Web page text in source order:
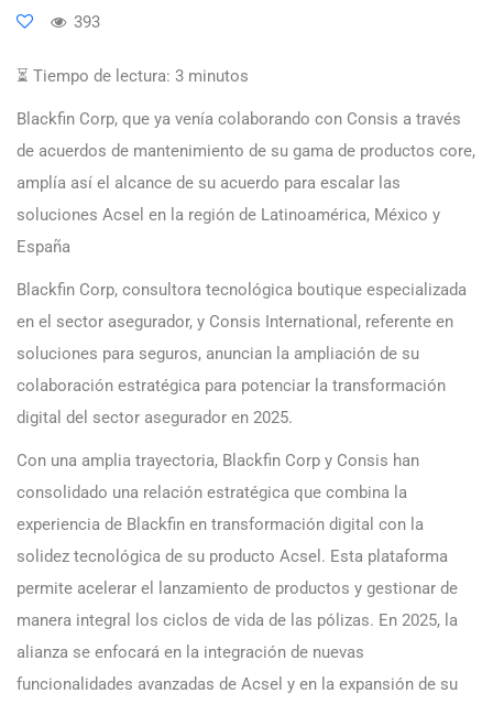
393
⏳ Tiempo de lectura: 3 minutos
Blackfin Corp, que ya venía colaborando con Consis a través
de acuerdos de mantenimiento de su gama de productos core,
amplía así el alcance de su acuerdo para escalar las
soluciones Acsel en la región de Latinoamérica, México y
España
Blackfin Corp, consultora tecnológica boutique especializada
en el sector asegurador, y Consis International, referente en
soluciones para seguros, anuncian la ampliación de su
colaboración estratégica para potenciar la transformación
digital del sector asegurador en 2025.
Con una amplia trayectoria, Blackfin Corp y Consis han
consolidado una relación estratégica que combina la
experiencia de Blackfin en transformación digital con la
solidez tecnológica de su producto Acsel. Esta plataforma
permite acelerar el lanzamiento de productos y gestionar de
manera integral los ciclos de vida de las pólizas. En 2025, la
alianza se enfocará en la integración de nuevas
funcionalidades avanzadas de Acsel y en la expansión de su